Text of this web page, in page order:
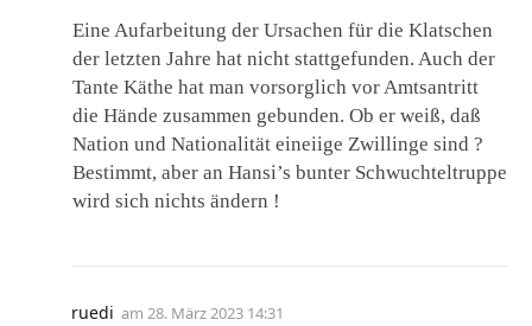
Eine Aufarbeitung der Ursachen für die Klatschen
der letzten Jahre hat nicht stattgefunden. Auch der
Tante Käthe hat man vorsorglich vor Amtsantritt
die Hände zusammen gebunden. Ob er weiß, daß
Nation und Nationalität eineiige Zwillinge sind ?
Bestimmt, aber an Hansi’s bunter Schwuchteltruppe
wird sich nichts ändern !
ruedi am 28. März 2023 14:31